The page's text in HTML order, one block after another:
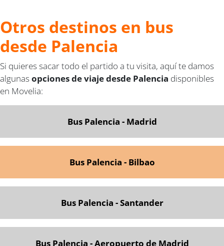
Otros destinos en bus
desde Palencia
Si quieres sacar todo el partido a tu visita, aquí te damos
algunas opciones de viaje desde Palencia disponibles
en Movelia:
Bus Palencia - Madrid
Bus Palencia - Bilbao
Bus Palencia - Santander
Bus Palencia - Aeropuerto de Madrid